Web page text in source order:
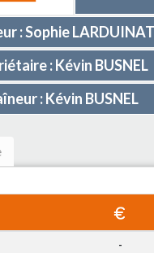
: Sophie
: Kévin BUSNEL
: Kévin BUSNEL
-